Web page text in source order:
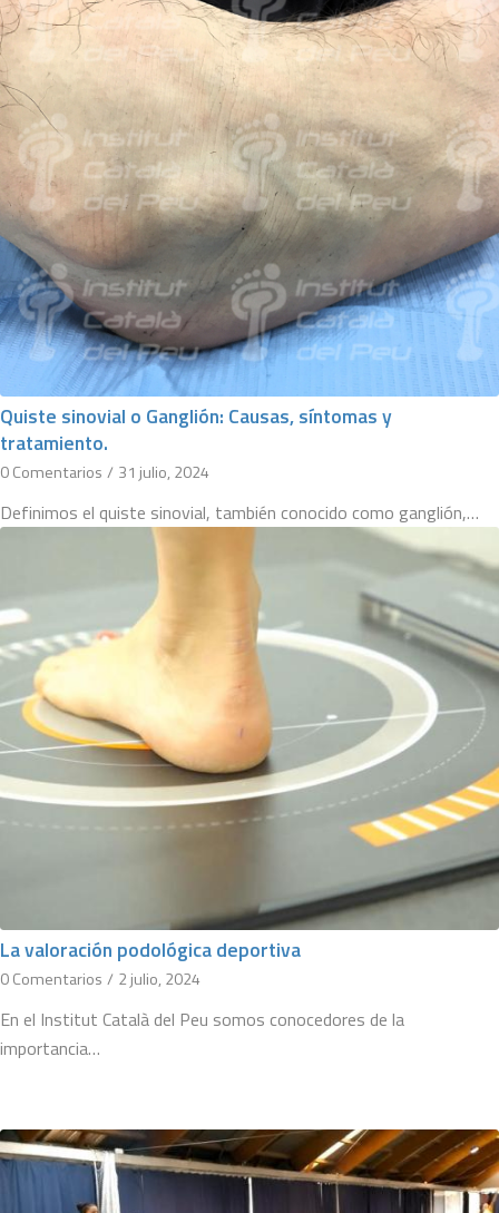
Quiste sinovial o Ganglión: Causas, síntomas y
tratamiento.
0 Comentarios / 31 julio, 2024
Definimos el quiste sinovial, también conocido como ganglión,…
La valoración podológica deportiva
0 Comentarios / 2 julio, 2024
En el Institut Català del Peu somos conocedores de la
importancia…